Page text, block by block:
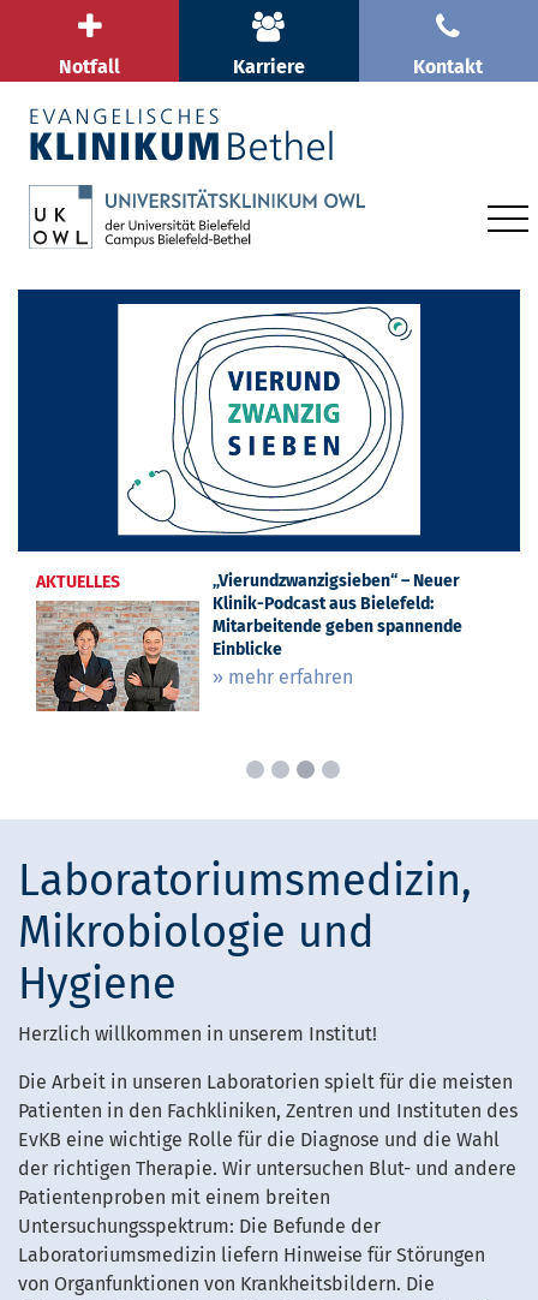
Notfall Karriere Kontakt
AKTUELLES
EvKB und Krankenhaus Mara
erhalten begehrte „stern“-Siegel:
EvKB erneut als bestes Krankenhaus
in OWL ausgezeichnet
» mehr erfahren
AKTUELLES
Laboratoriumsmedizin, Mikrobiologie
und Hygiene: Priv.-Doz. Dr. Karl Dichtl
wird neuer Chefarzt am EvKB
» mehr erfahren
AKTUELLES
„Vierundzwanzigsieben“ – Neuer
Klinik-Podcast aus Bielefeld:
Mitarbeitende geben spannende
Einblicke
» mehr erfahren
Laboratoriumsmedizin,
Mikrobiologie und
Hygiene
Herzlich willkommen in unserem Institut!
Die Arbeit in unseren Laboratorien spielt für die meisten
Patienten in den Fachkliniken, Zentren und Instituten des
EvKB eine wichtige Rolle für die Diagnose und die Wahl
der richtigen Therapie. Wir untersuchen Blut- und andere
Patientenproben mit einem breiten
Untersuchungsspektrum: Die Befunde der
Laboratoriumsmedizin liefern Hinweise für Störungen
von Organfunktionen von Krankheitsbildern. Die